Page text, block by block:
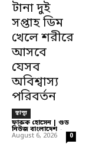
টানা দুই
সপ্তাহ ডিম
খেলে শরীরে
আসবে
যেসব
অবিশ্বাস্য
পরিবর্তন
স্বাস্থ্য
ফারুক হোসেন | গুড
নিউজ বাংলাদেশ -
August 6, 2026 0